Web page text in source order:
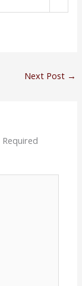
Next Post →
Required